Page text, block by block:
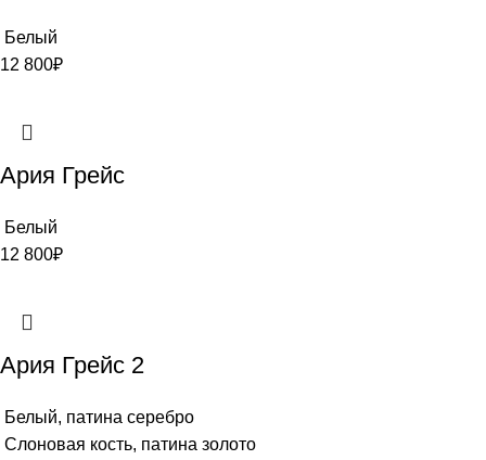
Белый
12 800₽
Ария Грейс
Белый
12 800₽
Ария Грейс 2
Белый, патина серебро
Слоновая кость, патина золото